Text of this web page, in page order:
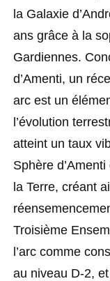
la Galaxie
ans grâce à la
Gardiennes.
d’Amenti, un
arc est un
l’évolution
atteint un taux
Sphère
la Terre, créant
Troisième
l’arc comme
au niveau D-2,